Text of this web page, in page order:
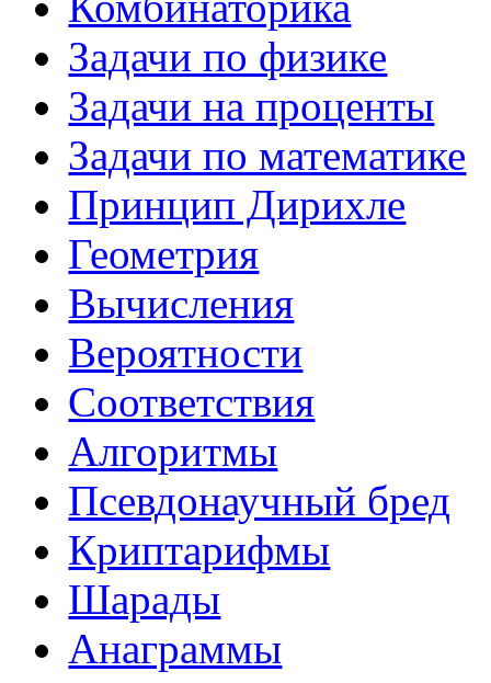
Задачи по физике
Задачи на проценты
Задачи по математике
Принцип Дирихле
Геометрия
Вычисления
Вероятности
Соответствия
Алгоритмы
Псевдонаучный бред
Криптарифмы
Шарады
Анаграммы